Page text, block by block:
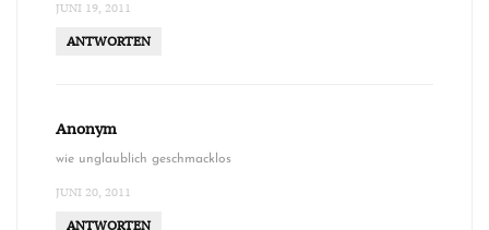
JUNI 19, 2011
ANTWORTEN
Anonym
wie unglaublich geschmacklos
JUNI 20, 2011
ANTWORTEN